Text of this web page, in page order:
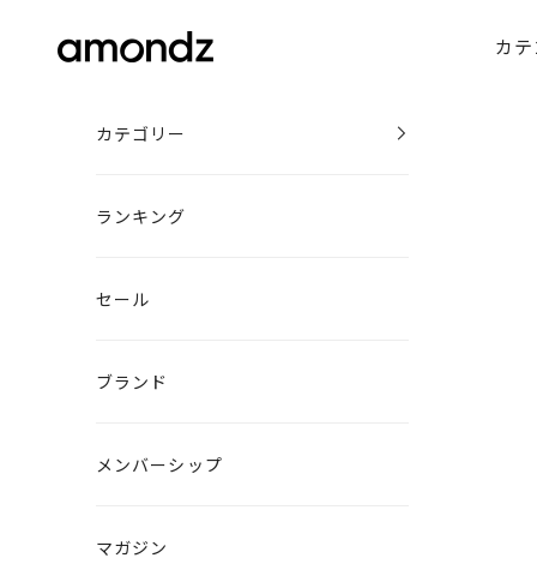
amondz
カ
カテゴリー
ランキング
セール
ブランド
メンバーシップ
マガジン